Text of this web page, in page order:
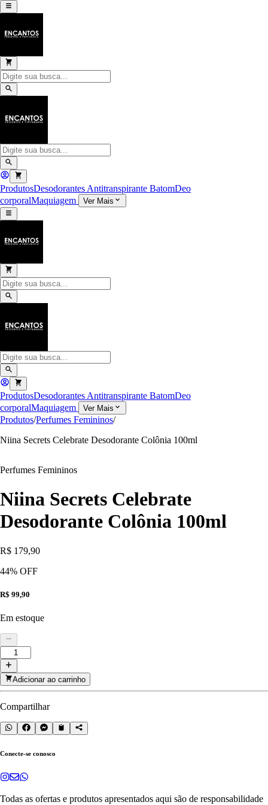
ProdutosDesodorantes Antitranspirante BatomDeo
corporalMaquiagem Ver Mais
ProdutosDesodorantes Antitranspirante BatomDeo
corporalMaquiagem Ver Mais
Produtos/Perfumes Femininos/
Niina Secrets Celebrate Desodorante Colônia 100ml
Perfumes Femininos
Niina Secrets Celebrate
Desodorante Colônia 100ml
R$ 179,90
44% OFF
R$ 99,90
Em estoque
Adicionar ao carrinho
Compartilhar
Conecte-se conosco
Todas as ofertas e produtos apresentados aqui são de responsabilidade